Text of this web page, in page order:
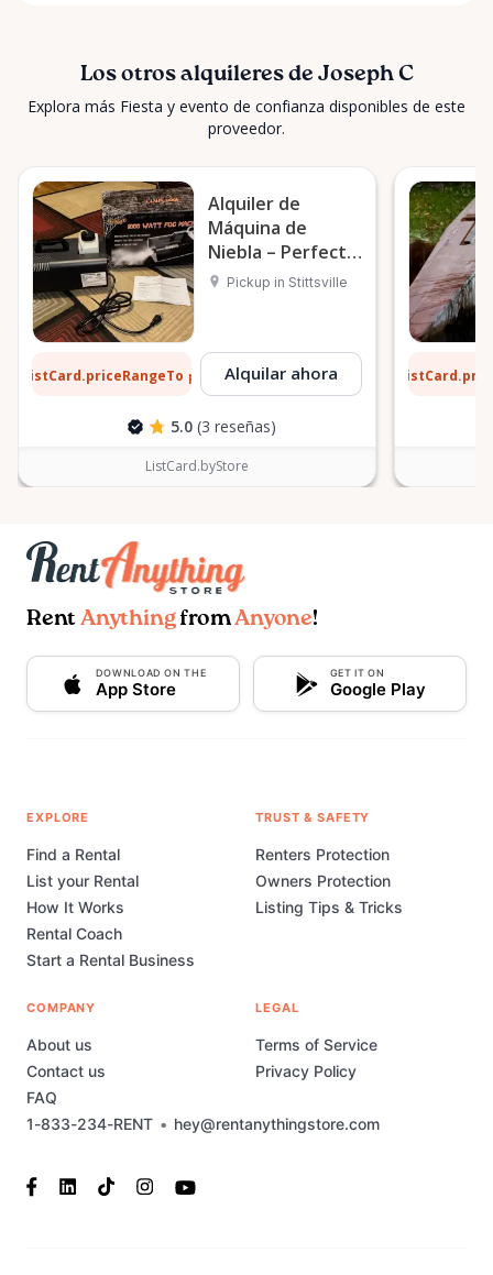
Los otros alquileres de Joseph C
Explora más Fiesta y evento de confianza disponibles de este
proveedor.
Alquiler de
Máquina de
Niebla – Perfecto
para Eventos en
Pickup in Stittsville
ListCard.priceRangeTo por díaAlquilar ahora
5.0 (3 reseñas)
ListCard.byStore
Rent AnythingfromAnyone!
DOWNLOAD ON THE
App Store
GET IT ON
Google Play
1-833-234-RENT • hey@rentanythingstore.com
EXPLORE
Find a Rental
List your Rental
How It Works
Rental Coach
Start a Rental Business
TRUST & SAFETY
Renters Protection
Owners Protection
Listing Tips & Tricks
COMPANY
About us
Contact us
FAQ
LEGAL
Terms of Service
Privacy Policy